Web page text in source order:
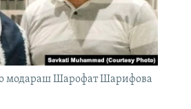
модараш Шарофат Шарифова